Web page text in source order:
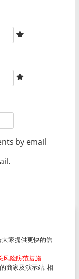
by email.
大家提供更快的信
风险防范措施.
商家及演示站, 相